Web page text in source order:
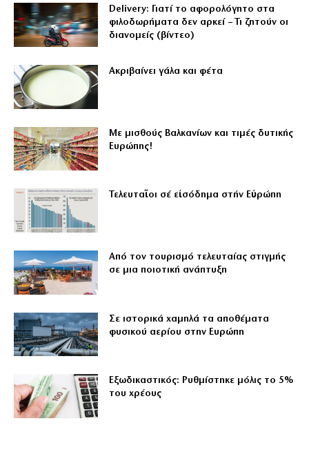
Delivery: Γιατί το αφορολόγητο στα
φιλοδωρήματα δεν αρκεί – Τι ζητούν οι
διανομείς (βίντεο)
Aκριβαίνει γάλα και φέτα
Με μισθούς Βαλκανίων και τιμές δυτικής
Ευρώπης!
Τελευταῖοι σέ εἰσόδημα στήν Εὐρώπη
Από τον τουρισμό τελευταίας στιγμής
σε μια ποιοτική ανάπτυξη
Σε ιστορικά χαμηλά τα αποθέματα
φυσικού αερίου στην Ευρώπη
Εξωδικαστικός: Ρυθμίστηκε μόλις το 5%
του χρέους